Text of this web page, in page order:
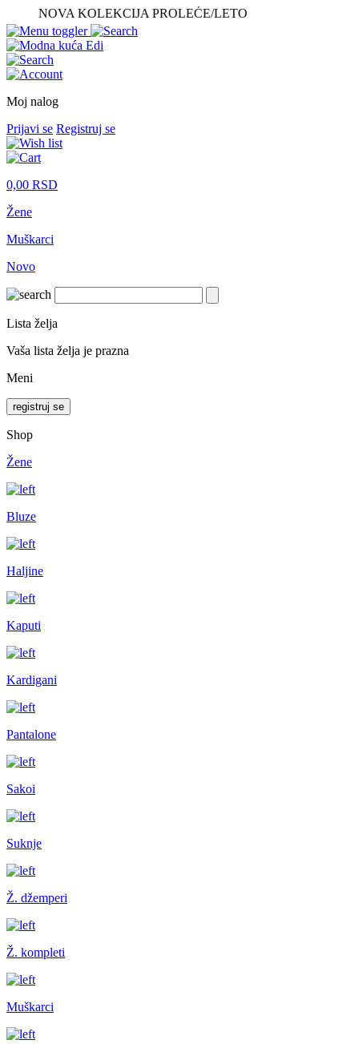
NOVA KOLEKCIJA PROLEĆE/LETO
Moj nalog
Prijavi se Registruj se
0,00 RSD
Žene
Muškarci
Novo
Lista želja
Vaša lista želja je prazna
Meni
registruj se
Shop
Žene
Bluze
Haljine
Kaputi
Kardigani
Pantalone
Sakoi
Suknje
Ž. džemperi
Ž. kompleti
Muškarci